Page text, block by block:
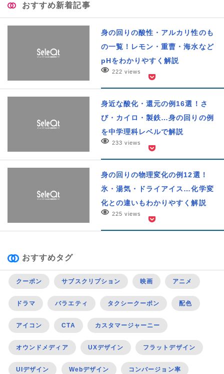
おすすめ新着記事
身の回りの酸性・アルカリ性のも
の一覧！レモン・重曹・海水など
pHをわかりやすく解説
222 views
身近な酸化・還元の例16選！さ
び・カイロ・製鉄…身の回りの例
を中学理科レベルで解説
233 views
身の回りの物理変化の例12選！
氷・湯気・ドライアイス…化学変
化との違いもわかりやすく解説
225 views
おすすめタグ
クーポン サブスクリプション 映画 アニメ
ドラマ バラエティ タクシークーポン 配色
アイコン CTA カスタマージャーニー
オウンドメディア UXデザイン フラットデザイン
UIデザイン Webデザイン コンバージョン率